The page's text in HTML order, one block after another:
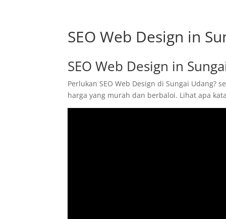
SEO Web Design in
SEO Web Design in
Perlukan SEO Web Design di Sungai
harga yang murah dan berbaloi. Lihat apa